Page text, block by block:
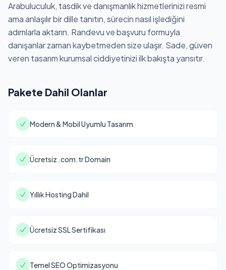
Arabuluculuk, tasdik ve danışmanlık hizmetlerinizi resmi
ama anlaşılır bir dille tanıtın, sürecin nasıl işlediğini
adımlarla aktarın. Randevu ve başvuru formuyla
danışanlar zaman kaybetmeden size ulaşır. Sade, güven
veren tasarım kurumsal ciddiyetinizi ilk bakışta yansıtır.
Pakete Dahil Olanlar
Modern & Mobil Uyumlu Tasarım
Ücretsiz .com.tr Domain
Yıllık Hosting Dahil
Ücretsiz SSL Sertifikası
Temel SEO Optimizasyonu